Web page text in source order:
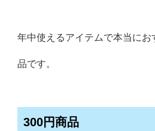
年中使えるアイテムで本当に
品です。
300円商品